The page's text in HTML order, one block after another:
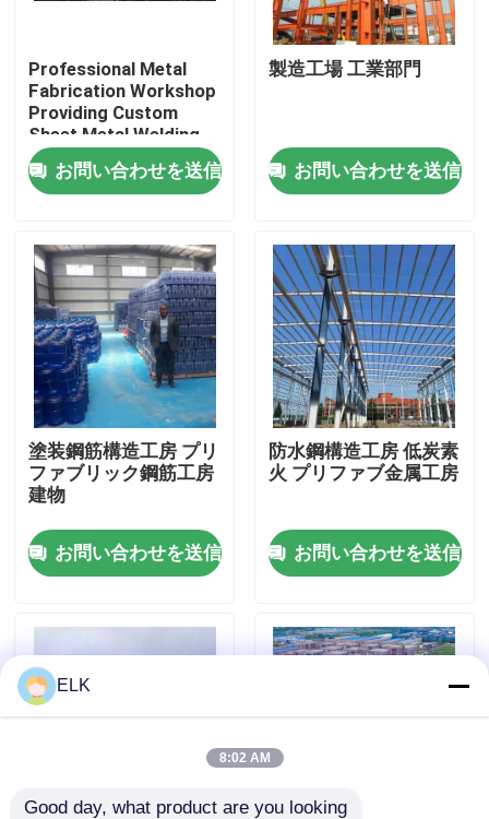
家へ
製品
わたしたち に つい て
工場 ツアー
品質管理
連絡 ください
事件
鋼鉄構造物 倉庫
Professional Metal
Fabrication Workshop
Providing Custom
Sheet Metal Welding
Cutting and Assembly
Solutions for
Industrial
お問い合わせを送信
製造工場 工業部門
お問い合わせを送信
塗装鋼筋構造工房 プリ
ファブリック鋼筋工房
建物
お問い合わせを送信
防水鋼構造工房 低炭素
火 プリファブ金属工房
お問い合わせを送信
ELK
8:02 AM
Good day, what product are you looking